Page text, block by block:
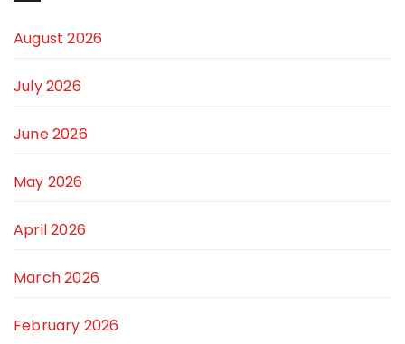
August 2026
July 2026
June 2026
May 2026
April 2026
March 2026
February 2026